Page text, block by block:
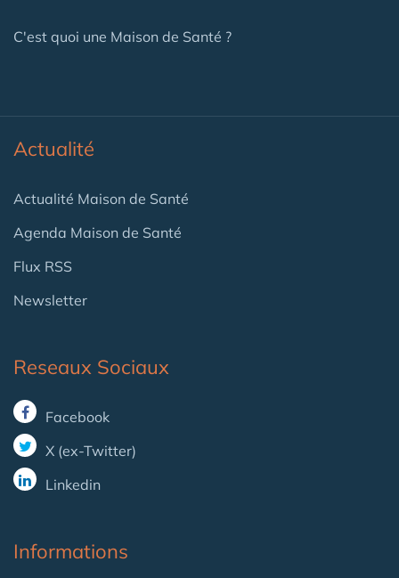
C'est quoi une Maison de Santé ?
Actualité
Actualité Maison de Santé
Agenda Maison de Santé
Flux RSS
Newsletter
Reseaux Sociaux
Facebook
X (ex-Twitter)
Linkedin
Informations